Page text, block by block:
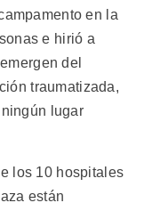
en la
e hirió a
del
traumatizada,
lugar
los 10 hospitales
están